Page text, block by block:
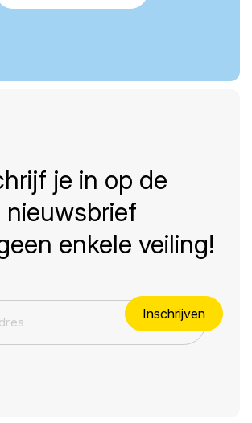
je in op de
nieuwsbrief
enkele veiling!
Inschrijven